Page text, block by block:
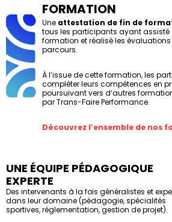
FORMATION
Une attestation de fin de
tous les participants ayant assisté
formation et réalisé les
parcours.
À l’issue de cette formation, les
compléter leurs compétences en
poursuivant vers d’autres
par Trans-Faire Performance.
Découvrez l’ensemble de nos
UNE ÉQUIPE PÉDAGOGIQUE
EXPERTE
Des intervenants à la fois généralistes et
dans leur domaine (pédagogie, spécialités
sportives, réglementation, gestion de projet).